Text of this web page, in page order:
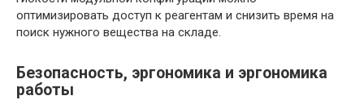
оптимизировать доступ к реагентам и снизить время на
поиск нужного вещества на складе.
Безопасность, эргономика и эргономика
работы